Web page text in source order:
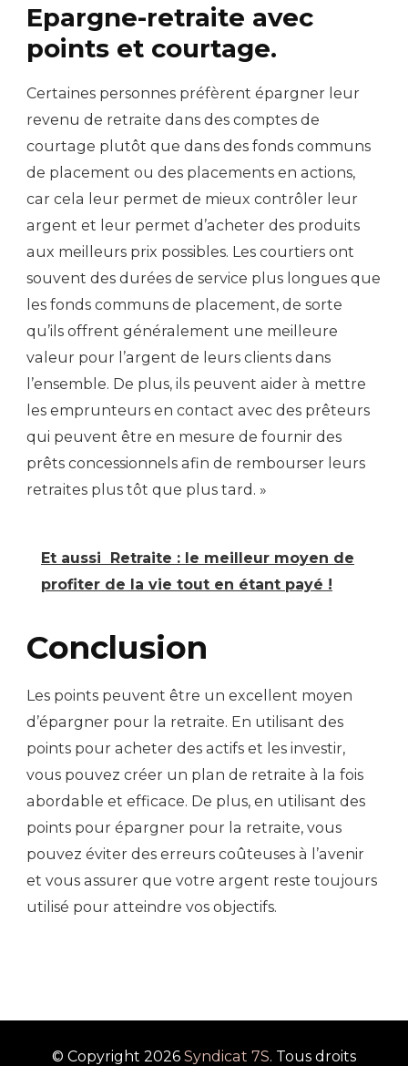
Epargne-retraite avec
points et courtage.
Certaines personnes préfèrent épargner leur
revenu de retraite dans des comptes de
courtage plutôt que dans des fonds communs
de placement ou des placements en actions,
car cela leur permet de mieux contrôler leur
argent et leur permet d’acheter des produits
aux meilleurs prix possibles. Les courtiers ont
souvent des durées de service plus longues que
les fonds communs de placement, de sorte
qu’ils offrent généralement une meilleure
valeur pour l’argent de leurs clients dans
l’ensemble. De plus, ils peuvent aider à mettre
les emprunteurs en contact avec des prêteurs
qui peuvent être en mesure de fournir des
prêts concessionnels afin de rembourser leurs
retraites plus tôt que plus tard. »
Et aussi
Retraite : le meilleur moyen de
profiter de la vie tout en étant payé !
Conclusion
Les points peuvent être un excellent moyen
d’épargner pour la retraite. En utilisant des
points pour acheter des actifs et les investir,
vous pouvez créer un plan de retraite à la fois
abordable et efficace. De plus, en utilisant des
points pour épargner pour la retraite, vous
pouvez éviter des erreurs coûteuses à l’avenir
et vous assurer que votre argent reste toujours
utilisé pour atteindre vos objectifs.
© Copyright 2026 Syndicat 7S. Tous droits